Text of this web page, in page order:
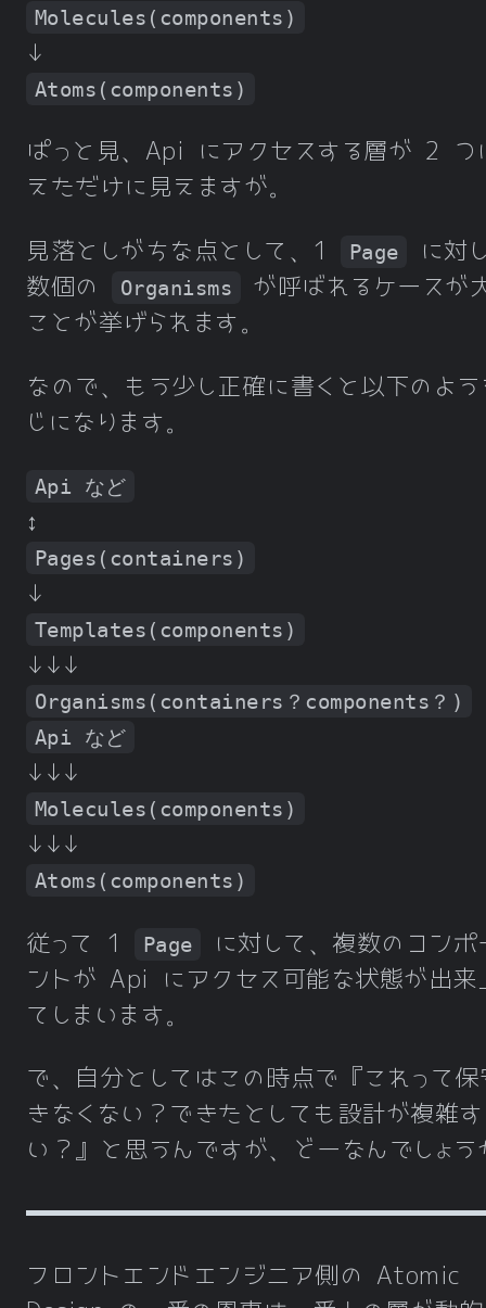
Molecules(components)
↓
Atoms(components)
ぱっと見、Api にアクセスする層が 2 つ
えただけに見えますが。
見落としがちな点として、1 Page
に対
数個の
Organisms
が呼ばれるケースが
ことが挙げられます。
なので、もう少し正確に書くと以下のよ
じになります。
Api など
↕
Pages(containers)
↓
Templates(components)
↓↓↓
Organisms(containers？components？)
Api など
↓↓↓
Molecules(components)
↓↓↓
Atoms(components)
従って 1 Page
に対して、複数のコンポ
ントが Api にアクセス可能な状態が出来
てしまいます。
で、自分としてはこの時点で『これって保
きなくない？できたとしても設計が複雑
い？』と思うんですが、どーなんでしょう
フロントエンドエンジニア側の Atomic